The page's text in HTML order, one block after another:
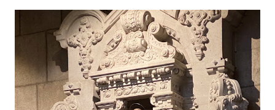
(2019.10.25) Feira Semanal em Viana do Castelo (2019.10.25)
Feira Semanal em Viana do Castelo (2019.10.25) Feira Semanal
em Viana do Castelo (2019.10.25) Feira Semanal em Viana do
Castelo (2019.10.25) Feira Semanal em Viana do Castelo
(2019.10.25)